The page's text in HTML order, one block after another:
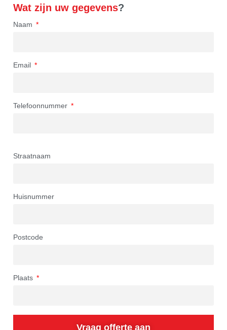
Wat zijn uw gegevens?
Naam
Email
Telefoonnummer
Straatnaam
Huisnummer
Postcode
Plaats
Vraag offerte aan